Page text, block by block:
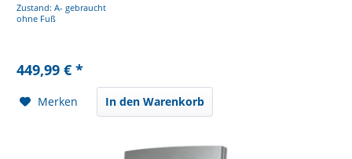
Zustand: A- gebraucht
ohne Fuß
449,99 € *
Merken In den Warenkorb